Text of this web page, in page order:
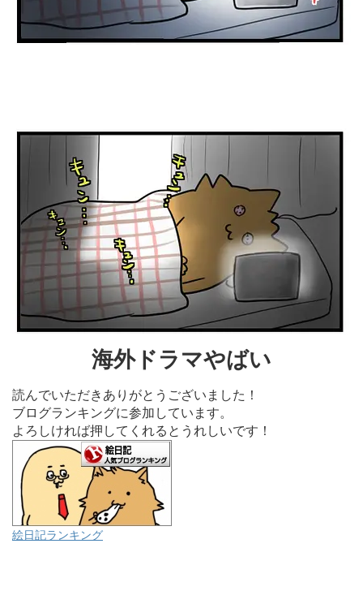
海外ドラマやばい
読んでいただきありがとうございました！
ブログランキングに参加しています。
よろしければ押してくれるとうれしいです！
絵日記ランキング